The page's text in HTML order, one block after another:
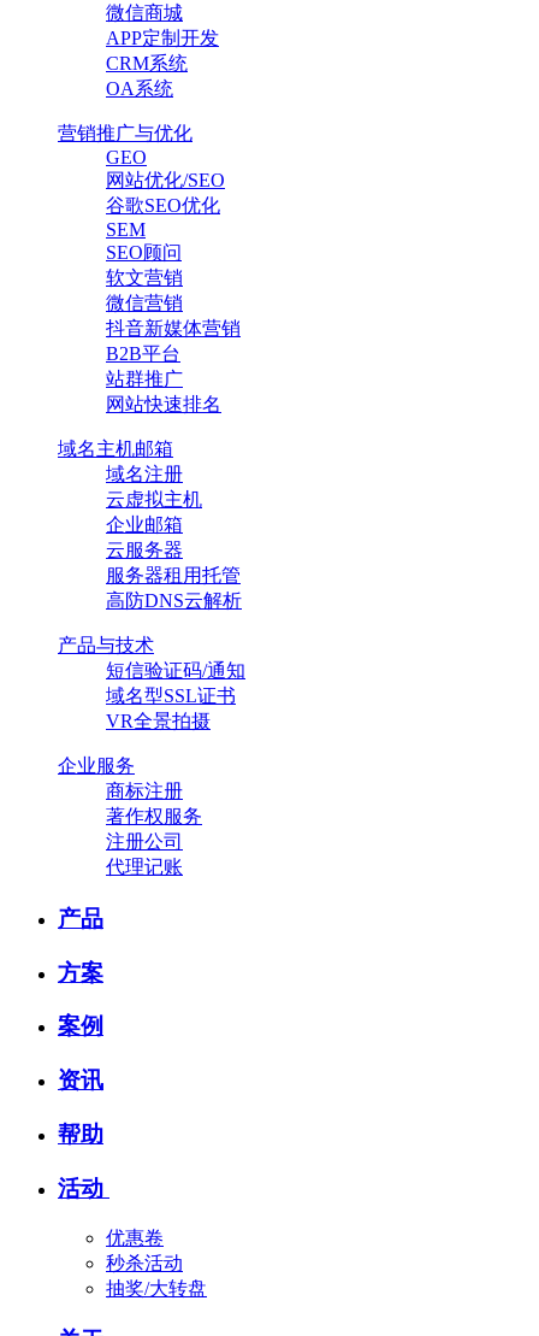
微信商城
APP定制开发
CRM系统
OA系统
营销推广与优化
GEO
网站优化/SEO
谷歌SEO优化
SEM
SEO顾问
软文营销
微信营销
抖音新媒体营销
B2B平台
站群推广
网站快速排名
域名主机邮箱
域名注册
云虚拟主机
企业邮箱
云服务器
服务器租用托管
高防DNS云解析
产品与技术
短信验证码/通知
域名型SSL证书
VR全景拍摄
企业服务
商标注册
著作权服务
注册公司
代理记账
产品
方案
案例
资讯
帮助
活动
优惠卷
秒杀活动
抽奖/大转盘